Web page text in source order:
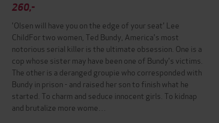
260,-
'Olsen will have you on the edge of your seat' Lee
ChildFor two women, Ted Bundy, America's most
notorious serial killer is the ultimate obsession. One is a
cop whose sister may have been one of Bundy's victims.
The other is a deranged groupie who corresponded with
Bundy in prison - and raised her son to finish what he
started. To charm and seduce innocent girls. To kidnap
and brutalize more wome…